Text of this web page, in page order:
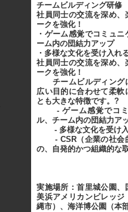
チームビルディング研修
社員同士の交流を深め、
ークを強化！
・ゲーム感覚でコミュ
ーム内の団結力アップ
・多様な文化を受け入れ
社員同士の交流を深め、
ークを強化！
チームビルディング
広い目的に合わせて柔軟
とも大きな特徴です。?
- ゲーム感覚でコミ
ル、チーム内の団結力ア
- 多様な文化を受け入
- CSR（企業の社会
の、自発的かつ組織的な
実施場所：首里城公園、
美浜アメリカンビレッジ
縄市）、海洋博公園（本部